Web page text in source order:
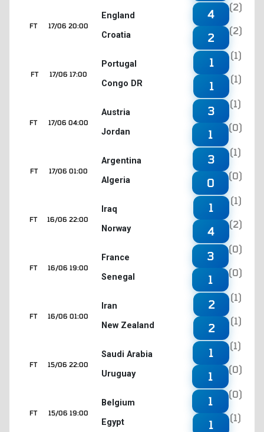
17/06 20:00
FT
England
Croatia
4
(2)
2
(2)
17/06 17:00
FT
Portugal
Congo DR
1
(1)
1
(1)
17/06 04:00
FT
Austria
Jordan
3
(1)
1
(0)
17/06 01:00
FT
Argentina
Algeria
3
(1)
0
(0)
16/06 22:00
FT
Iraq
Norway
1
(1)
4
(2)
16/06 19:00
FT
France
Senegal
3
(0)
1
(0)
16/06 01:00
FT
Iran
New Zealand
2
(1)
2
(1)
15/06 22:00
FT
Saudi Arabia
Uruguay
1
(1)
1
(0)
15/06 19:00
FT
Belgium
Egypt
1
(0)
1
(1)